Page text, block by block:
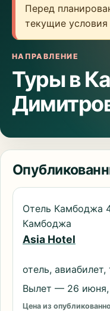
Перед
текущие условия
НАПРАВЛЕНИЕ
Туры в
Отель Камбоджа
Камбоджа
Asia Hotel
отель,
Вылет — 26 июня,
Цена из